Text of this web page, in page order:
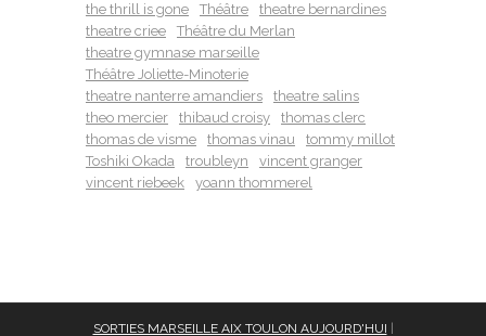
the thrill is gone
Théâtre
theatre bernardines
theatre criee
Théâtre du Merlan
theatre gymnase marseille
Théâtre Joliette-Minoterie
theatre nanterre amandiers
theatre salins
theo mercier
thibaud croisy
thomas clerc
thomas de visme
thomas vinau
tommy millot
Toshiki Okada
troubleyn
vincent granger
vincent riebeek
yoann thommerel
SORTIES MARSEILLE AIX TOULON AUJOURD'HUI